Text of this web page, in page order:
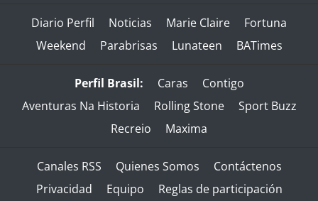
Diario Perfil Noticias Marie Claire
Fortuna
Weekend
Parabrisas Lunateen BATimes
Perfil Brasil: Caras
Contigo
Aventuras Na Historia
Rolling Stone
Sport Buzz
Recreio
Maxima
Canales RSS Quienes Somos
Contáctenos
Privacidad
Equipo
Reglas de participación